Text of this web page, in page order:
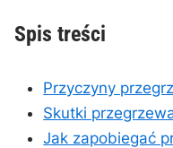
Spis treści
Przyczyny
Skutki
Jak zapobiegać